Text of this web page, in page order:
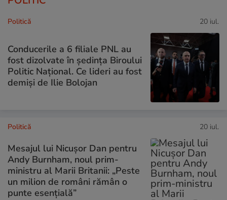
Politică 20 iul.
Conducerile a 6 filiale PNL au
fost dizolvate în ședința Biroului
Politic Național. Ce lideri au fost
demiși de Ilie Bolojan
Politică 20 iul.
Mesajul lui Nicușor Dan pentru
Andy Burnham, noul prim-
ministru al Marii Britanii: „Peste
un milion de români rămân o
punte esențială”